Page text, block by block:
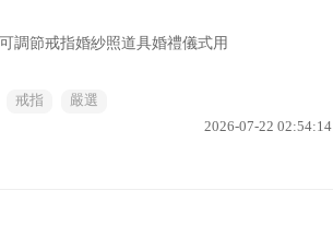
調節戒指婚紗照道具婚禮儀式用
戒指
嚴選
2026-07-22 02:54:14